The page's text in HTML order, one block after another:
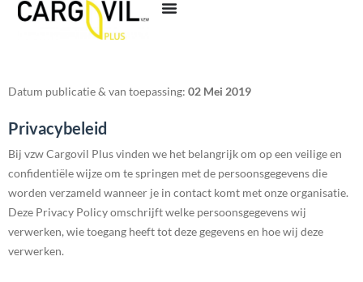
Datum publicatie & van toepassing: 02 Mei 2019
Privacybeleid
Bij vzw Cargovil Plus vinden we het belangrijk om op een veilige en
confidentiële wijze om te springen met de persoonsgegevens die
worden verzameld wanneer je in contact komt met onze organisatie.
Deze Privacy Policy omschrijft welke persoonsgegevens wij
verwerken, wie toegang heeft tot deze gegevens en hoe wij deze
verwerken.